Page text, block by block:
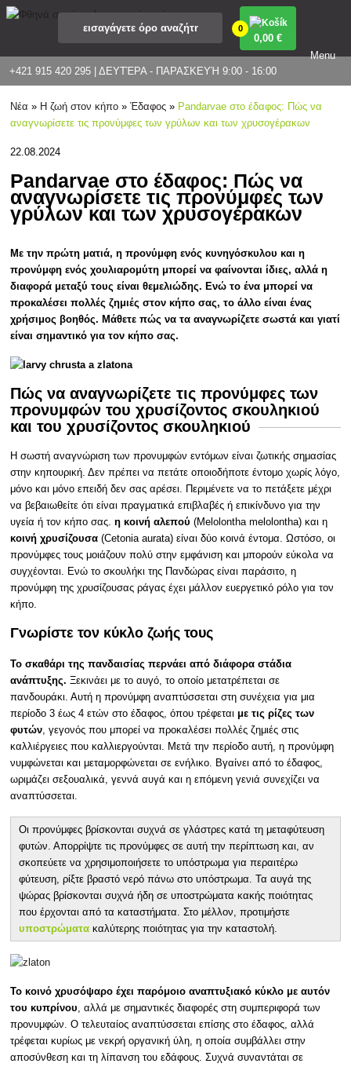
+421 915 420 295 | ΔΕΥΤΈΡΑ - ΠΑΡΑΣΚΕΥΉ 9:00 - 16:00
0
0,00 €
Menu
Νέα » Η ζωή στον κήπο »Έδαφος » Pandarvae στο έδαφος: Πώς να
αναγνωρίσετε τις προνύμφες των γρύλων και των χρυσογέρακων
22.08.2024
Pandarvae στο έδαφος: Πώς να
αναγνωρίσετε τις προνύμφες των
γρύλων και των χρυσογέρακων
Με την πρώτη ματιά, η προνύμφη ενός κυνηγόσκυλου και η
προνύμφη ενός χουλιαρομύτη μπορεί να φαίνονται ίδιες, αλλά η
διαφορά μεταξύ τους είναι θεμελιώδης. Ενώ το ένα μπορεί να
προκαλέσει πολλές ζημιές στον κήπο σας, το άλλο είναι ένας
χρήσιμος βοηθός. Μάθετε πώς να τα αναγνωρίζετε σωστά και γιατί
είναι σημαντικό για τον κήπο σας.
Πώς να αναγνωρίζετε τις προνύμφες των
προνυμφών του χρυσίζοντος σκουληκιού
και του χρυσίζοντος σκουληκιού
Η σωστή αναγνώριση των προνυμφών εντόμων είναι ζωτικής σημασίας
στην κηπουρική. Δεν πρέπει να πετάτε οποιοδήποτε έντομο χωρίς λόγο,
μόνο και μόνο επειδή δεν σας αρέσει. Περιμένετε να το πετάξετε μέχρι
να βεβαιωθείτε ότι είναι πραγματικά επιβλαβές ή επικίνδυνο για την
υγεία ή τον κήπο σας.η κοινή αλεπού (Melolontha melolontha) και η
κοινή χρυσίζουσα (Cetonia aurata) είναι δύο κοινά έντομα. Ωστόσο, οι
προνύμφες τους μοιάζουν πολύ στην εμφάνιση και μπορούν εύκολα να
συγχέονται. Ενώ το σκουλήκι της Πανδώρας είναι παράσιτο, η
προνύμφη της χρυσίζουσας ράγας έχει μάλλον ευεργετικό ρόλο για τον
κήπο.
Γνωρίστε τον κύκλο ζωής τους
Το σκαθάρι της πανδαισίας περνάει από διάφορα στάδια
ανάπτυξης. Ξεκινάει με το αυγό, το οποίο μετατρέπεται σε
πανδουράκι. Αυτή η προνύμφη αναπτύσσεται στη συνέχεια για μια
περίοδο 3 έως 4 ετών στο έδαφος, όπου τρέφεται με τις ρίζες των
φυτών, γεγονός που μπορεί να προκαλέσει πολλές ζημιές στις
καλλιέργειες που καλλιεργούνται. Μετά την περίοδο αυτή, η προνύμφη
νυμφώνεται και μεταμορφώνεται σε ενήλικο. Βγαίνει από το έδαφος,
ωριμάζει σεξουαλικά, γεννά αυγά και η επόμενη γενιά συνεχίζει να
αναπτύσσεται.
Οι προνύμφες βρίσκονται συχνά σε γλάστρες κατά τη μεταφύτευση
φυτών. Απορρίψτε τις προνύμφες σε αυτή την περίπτωση και, αν
σκοπεύετε να χρησιμοποιήσετε το υπόστρωμα για περαιτέρω
φύτευση, ρίξτε βραστό νερό πάνω στο υπόστρωμα. Τα αυγά της
ψώρας βρίσκονται συχνά ήδη σε υποστρώματα κακής ποιότητας
που έρχονται από τα καταστήματα. Στο μέλλον, προτιμήστε
υποστρώματα καλύτερης ποιότητας για την καταστολή.
Το κοινό χρυσόψαρο έχει παρόμοιο αναπτυξιακό κύκλο με αυτόν
του κυπρίνου, αλλά με σημαντικές διαφορές στη συμπεριφορά των
προνυμφών. Ο τελευταίος αναπτύσσεται επίσης στο έδαφος, αλλά
τρέφεται κυρίως με νεκρή οργανική ύλη, η οποία συμβάλλει στην
αποσύνθεση και τη λίπανση του εδάφους. Συχνά συναντάται σε